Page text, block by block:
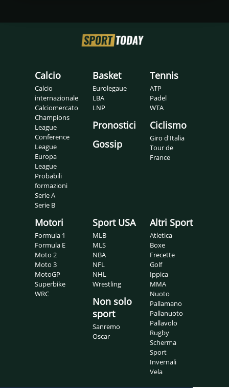
Calcio
Calcio
internazionale
Calciomercato
Champions
League
Conference
League
Europa
League
Probabili
formazioni
Serie A
Serie B
Basket
Eurolegaue
LBA
LNP
Pronostici
Gossip
Tennis
ATP
Padel
WTA
Ciclismo
Giro d'Italia
Tour de
France
Motori
Formula 1
Formula E
Moto 2
Moto 3
MotoGP
Superbike
WRC
Sport USA
MLB
MLS
NBA
NFL
NHL
Wrestling
Non solo
sport
Sanremo
Oscar
Altri Sport
Atletica
Boxe
Frecette
Golf
Ippica
MMA
Nuoto
Pallamano
Pallanuoto
Pallavolo
Rugby
Scherma
Sport
Invernali
Vela